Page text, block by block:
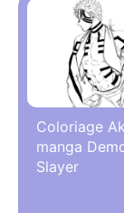
Coloriage
manga
Slayer